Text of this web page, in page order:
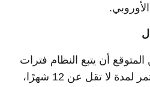
أن يتبع النظام فترات
انتقالية وفترة سماح، تستمر لمدة لا تقل عن 12 شهرًا،